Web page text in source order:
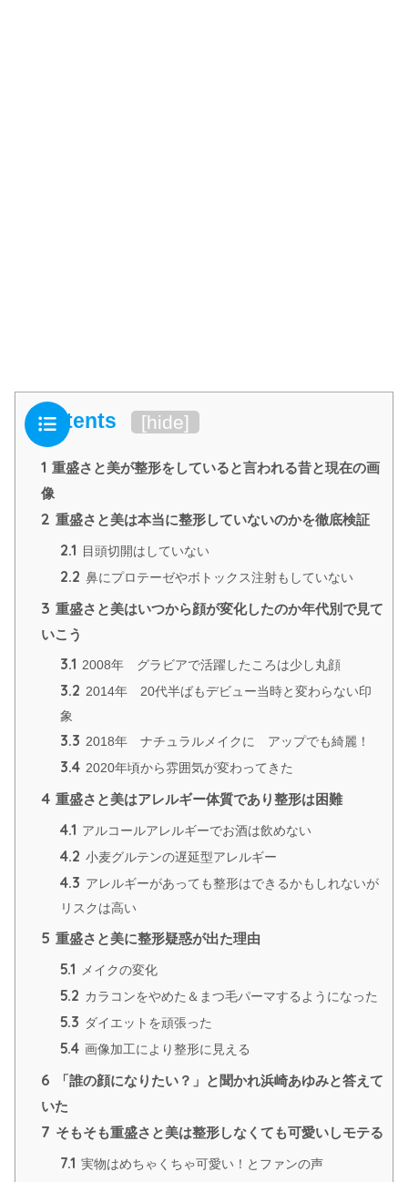
Contents [hide]
1 重盛さと美が整形をしていると言われる昔と現在の画
像
2 重盛さと美は本当に整形していないのかを徹底検証
2.1 目頭切開はしていない
2.2 鼻にプロテーゼやボトックス注射もしていない
3 重盛さと美はいつから顔が変化したのか年代別で見て
いこう
3.1 2008年 グラビアで活躍したころは少し丸顔
3.2 2014年 20代半ばもデビュー当時と変わらない印
象
3.3 2018年 ナチュラルメイクに アップでも綺麗！
3.4 2020年頃から雰囲気が変わってきた
4 重盛さと美はアレルギー体質であり整形は困難
4.1 アルコールアレルギーでお酒は飲めない
4.2 小麦グルテンの遅延型アレルギー
4.3 アレルギーがあっても整形はできるかもしれないが
リスクは高い
5 重盛さと美に整形疑惑が出た理由
5.1 メイクの変化
5.2 カラコンをやめた＆まつ毛パーマするようになった
5.3 ダイエットを頑張った
5.4 画像加工により整形に見える
6
「誰の顔になりたい？」と聞かれ浜崎あゆみと答えて
いた
7 そもそも重盛さと美は整形しなくても可愛いしモテる
7.1 実物はめちゃくちゃ可愛い！とファンの声